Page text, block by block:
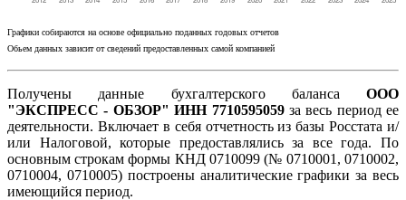
Графики собираются на основе официально поданных годовых отчетов
Обьем данных зависит от сведений предоставленных самой компанией
Получены данные бухгалтерского баланса ООО
"ЭКСПРЕСС - ОБЗОР" ИНН 7710595059за весь период ее
деятельности. Включает в себя отчетность из базы Росстата и/
или Налоговой, которые предоставлялись за все года. По
основным строкам формы КНД 0710099 (№ 0710001, 0710002,
0710004, 0710005) построены аналитические графики за весь
имеющийся период.